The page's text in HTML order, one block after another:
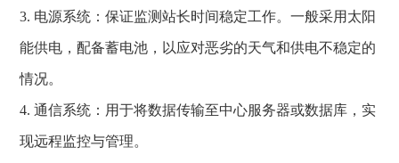
3. 电源系统：保证监测站长时间稳定工作。一般采用太阳
能供电，配备蓄电池，以应对恶劣的天气和供电不稳定的
情况。
4. 通信系统：用于将数据传输至中心服务器或数据库，实
现远程监控与管理。